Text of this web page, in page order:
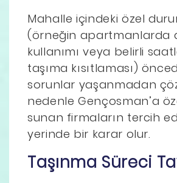
Mahalle içindeki özel
(örneğin apartmanlarda
kullanımı veya belirli
taşıma kısıtlaması)
sorunlar yaşanmadan
nedenle Gençosman’a
sunan firmaların tercih
yerinde bir karar olur.
Taşınma Süreci